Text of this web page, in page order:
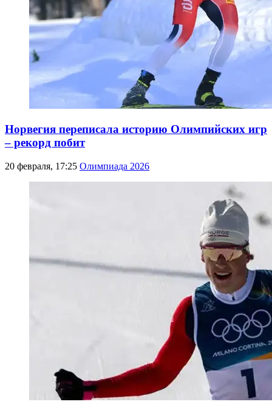
Норвегия переписала историю Олимпийских игр
– рекорд побит
20 февраля, 17:25 Олимпиада 2026